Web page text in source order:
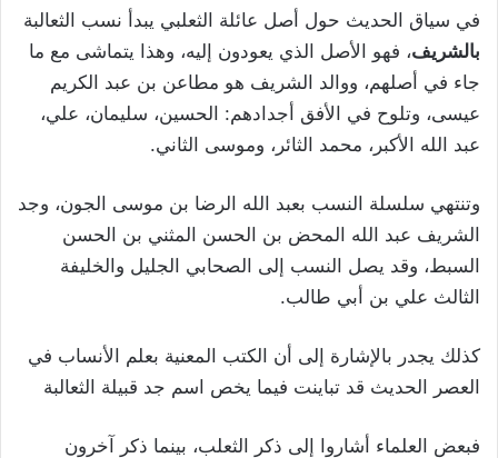
في سياق الحديث حول أصل عائلة الثعلبي يبدأ نسب الثعالبة
بالشريف، فهو الأصل الذي يعودون إليه، وهذا يتماشى مع ما
جاء في أصلهم، ووالد الشريف هو مطاعن بن عبد الكريم
عيسى، وتلوح في الأفق أجدادهم: الحسين، سليمان، علي،
عبد الله الأكبر، محمد الثائر، وموسى الثاني.
وتنتهي سلسلة النسب بعبد الله الرضا بن موسى الجون، وجد
الشريف عبد الله المحض بن الحسن المثني بن الحسن
السبط، وقد يصل النسب إلى الصحابي الجليل والخليفة
الثالث علي بن أبي طالب.
كذلك يجدر بالإشارة إلى أن الكتب المعنية بعلم الأنساب في
العصر الحديث قد تباينت فيما يخص اسم جد قبيلة الثعالبة
فبعض العلماء أشاروا إلى ذكر الثعلب، بينما ذكر آخرون